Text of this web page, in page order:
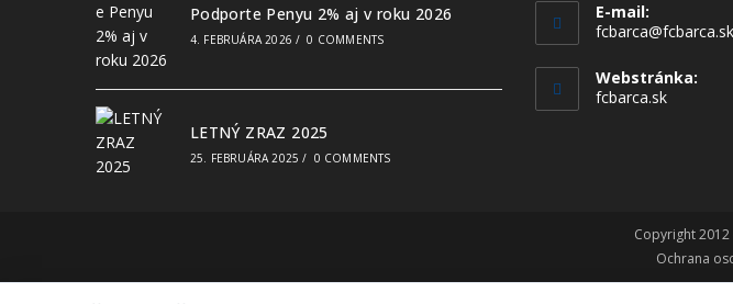
Podporte Penyu 2% aj v roku 2026
4. FEBRUÁRA 2026 / 0 COMMENTS
LETNÝ ZRAZ 2025
25. FEBRUÁRA 2025 / 0 COMMENTS
E-mail:
fcbarca@fcbarca.sk
Webstránka:
fcbarca.sk
Copyright 2012
Ochrana